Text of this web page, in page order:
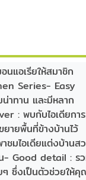
แอเรียให้สมาชิก
Series- Easy
าทาน และมีหลาก
: พบกับไอเดียการ
ายพื้นที่ข้างบ้านไว้
ชมไอเดียแต่งบ้านส
น- Good detail : ร
ๆ ซึ่งเป็นตัวช่วยให้